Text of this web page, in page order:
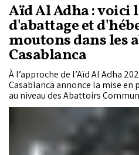
Aïd Al Adha : voici
d'abattage et
moutons dans les
Casablanca
À l’approche de l’Aïd Al Adha
Casablanca annonce la mise en
au niveau des Abattoirs
citoyens un service d’abattage
conforme aux normes
l’abattage a été fixé à 240
d’hébergement des animaux
par nuit.